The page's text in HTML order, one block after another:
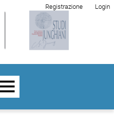
è: Registrazione Login